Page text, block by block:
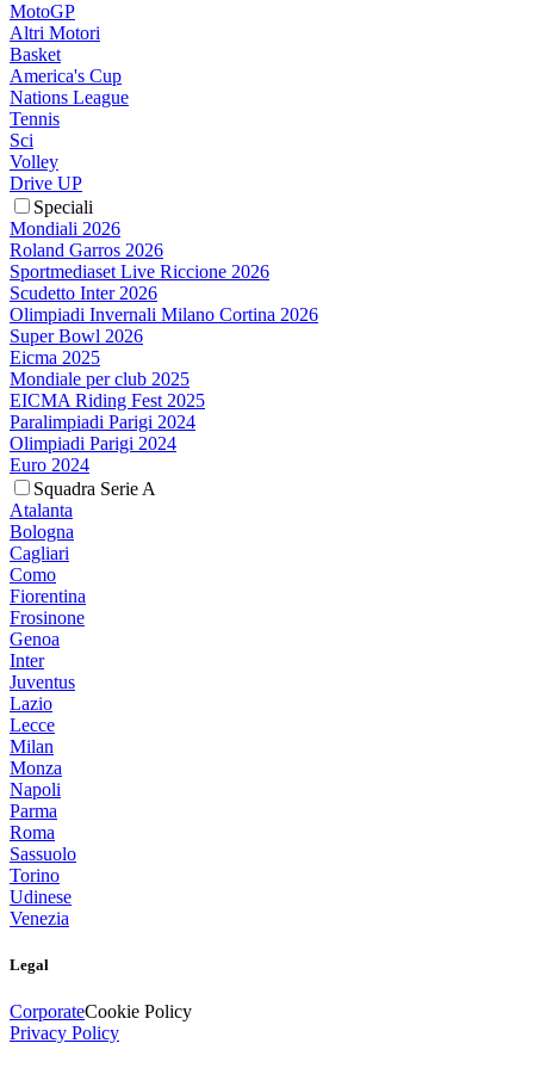
MotoGP
Altri Motori
Basket
America's Cup
Nations League
Tennis
Sci
Volley
Drive UP
Speciali
Mondiali 2026
Roland Garros 2026
Sportmediaset Live Riccione 2026
Scudetto Inter 2026
Olimpiadi Invernali Milano Cortina 2026
Super Bowl 2026
Eicma 2025
Mondiale per club 2025
EICMA Riding Fest 2025
Paralimpiadi Parigi 2024
Olimpiadi Parigi 2024
Euro 2024
Squadra Serie A
Atalanta
Bologna
Cagliari
Como
Fiorentina
Frosinone
Genoa
Inter
Juventus
Lazio
Lecce
Milan
Monza
Napoli
Parma
Roma
Sassuolo
Torino
Udinese
Venezia
Legal
CorporateCookie Policy
Privacy Policy